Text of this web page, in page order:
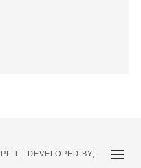
| DEVELOPED BY,